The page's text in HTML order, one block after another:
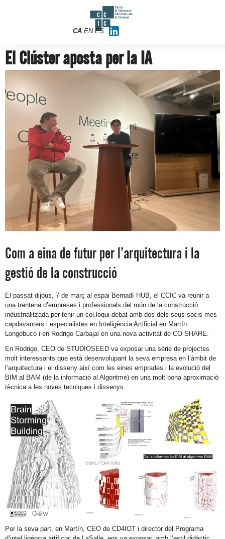
CA EN ES
El Clúster aposta per la IA
Com a eina de futur per l’arquitectura i la
gestió de la construcció
El passat dijous, 7 de març al espai Bernadí HUB, el CCIC va reunir a
una trentena d’empreses i professionals del món de la construcció
industrialitzada per tenir un col.loqui debat amb dos dels seus socis mes
capdavanters i especialistes en Inteligència Artificial en Martín
Longobuco i en Rodrigo Carbajal en una nova activitat de CO SHARE.
En Rodrigo, CEO de STUDIOSEED va exposar una sèrie de projectes
molt interessants que està desenvolupant la seva empresa en l’àmbit de
l’arquitectura i el disseny així com les eines emprades i la evolució del
BIM al BAM (de la informació al Algoritme) en una molt bona aproximació
tècnica a les noves tecniques i dissenys.
Per la seva part, en Martín, CEO de CD4IOT i director del Programa